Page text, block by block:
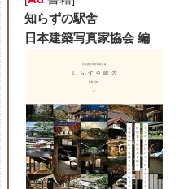
知らずの駅舎
日本建築写真家協会 編